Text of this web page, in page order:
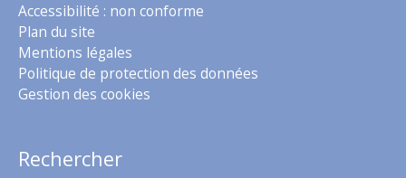
Accessibilité : non conforme
Plan du site
Mentions légales
Politique de protection des données
Gestion des cookies
Rechercher